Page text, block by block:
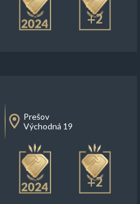
+2
Prešov
Východná 19
+2